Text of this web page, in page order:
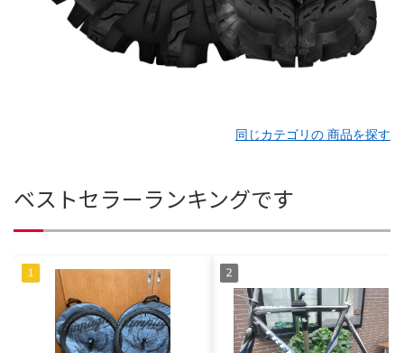
同じカテゴリの 商品を探す
ベストセラーランキングです